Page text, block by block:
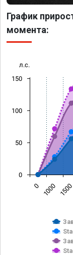
График
момента:
л.с.
0 1000 1500
0
50
100
150